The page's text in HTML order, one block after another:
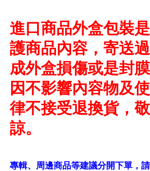
進口商品外盒包裝
護商品內容，寄送
成外盒損傷或是封膜
因不影響內容物及
律不接受退換貨，
諒。
專輯、周邊商品等建議分開下單，